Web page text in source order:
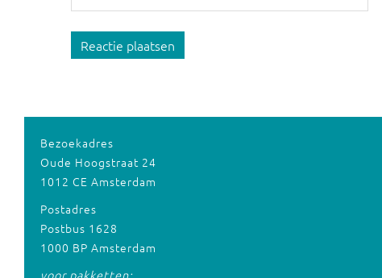
Reactie plaatsen
Bezoekadres
Oude Hoogstraat 24
1012 CE Amsterdam
Postadres
Postbus 1628
1000 BP Amsterdam
voor pakketten: